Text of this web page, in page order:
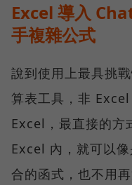
Excel 導入
手複雜公式
說到使用上最具挑
算表工具，非
Excel，最直接的方
Excel 內，就可以
合的函式，也不用